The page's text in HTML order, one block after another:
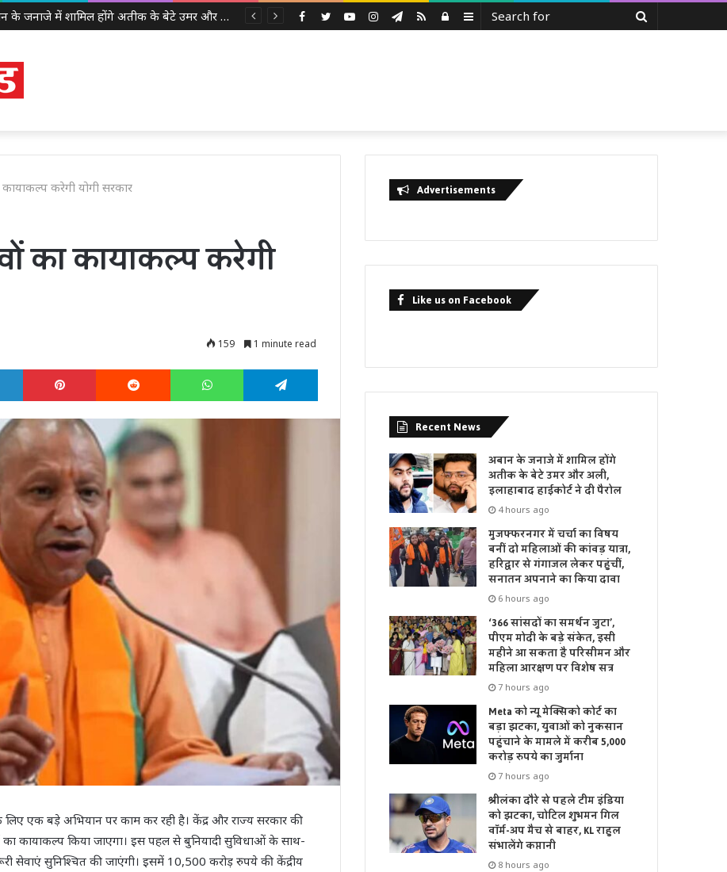
अबान के जनाजे में शामिल होंगे अतीक के बेटे उमर और अली, इलाहाबाद हाईकोर्ट ने दी पैरोल Sidebar
Log
RSS
Telegram
Instagram
YouTube
Twitter
Facebook
करेगी योगी सरकार
का कायाकल्प करेगी
159 1 minute read
LinkedIn Pinterest Reddit WhatsApp Telegram
लिए एक बड़े अभियान पर काम कर रही है। केंद्र और राज्य सरकार की
कायाकल्प किया जाएगा। इस पहल से बुनियादी सुविधाओं के साथ-
सेवाएं सुनिश्चित की जाएंगी। इसमें 10,500 करोड़ रुपये की केंद्रीय
Advertisements
Like us on Facebook
Recent News
अबान के जनाजे में शामिल होंगे
अतीक के बेटे उमर और अली,
इलाहाबाद हाईकोर्ट ने दी पैरोल
4 hours ago
मुजफ्फरनगर में चर्चा का विषय
बनीं दो महिलाओं की कांवड़ यात्रा,
हरिद्वार से गंगाजल लेकर पहुंचीं,
सनातन अपनाने का किया दावा
6 hours ago
‘366 सांसदों का समर्थन जुटा’,
पीएम मोदी के बड़े संकेत, इसी
महीने आ सकता है परिसीमन और
महिला आरक्षण पर विशेष सत्र
7 hours ago
Meta को न्यू मेक्सिको कोर्ट का
बड़ा झटका, युवाओं को नुकसान
पहुंचाने के मामले में करीब 5,000
करोड़ रुपये का जुर्माना
7 hours ago
श्रीलंका दौरे से पहले टीम इंडिया
को झटका, चोटिल शुभमन गिल
वॉर्म-अप मैच से बाहर, KL राहुल
संभालेंगे कप्तानी
8 hours ago